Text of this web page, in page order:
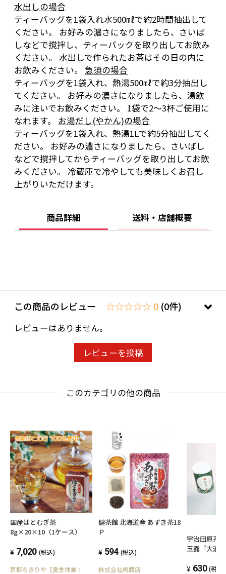
水出しの場合
ティーバッグを1袋入れ水500㎖で約2時間抽出して
ください。 お好みの濃さになりましたら、さいば
しなどで撹拌し、ティーバックを取り出してお飲み
ください。 水出しで作られたお茶はその日の内に
お飲みください。 急須の場合
ティーバッグを1袋入れ、熱湯500㎖で約3分抽出し
てください。 お好みの濃さになりましたら、湯飲
みに注いでお飲みください。 1袋で2～3杯ご使用に
なれます。 お湯だし(やかん)の場合
ティーバッグを1袋入れ、熱湯1Lで約5分抽出してく
ださい。 お好みの濃さになりましたら、さいばし
などで撹拌してからティーバッグを取り出してお飲
みください。 冷蔵庫で冷やしても美味しくお召し
上がりいただけます。
商品詳細 送料・店舗概要
この商品のレビュー ☆☆☆☆☆ 0 (0件)
レビューはありません。
レビューを投稿
このカテゴリの他の商品
国産はとむぎ茶
8g×20×10（1ケース）
7,020 (税込)
京都ちきりや【夏季休業：
健茶館 北海道産 あずき茶18
Ｐ
594 (税込)
株式会社梶商店
宇治田原茶
玉露『大道
630 (税込)